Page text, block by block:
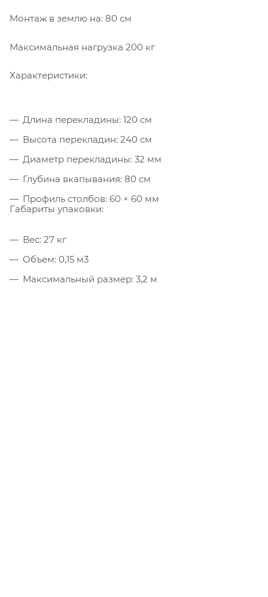
Монтаж в землю на: 80 см
Максимальная нагрузка 200 кг
Характеристики:
Длина перекладины: 120 см
Высота перекладин: 240 см
Диаметр перекладины: 32 мм
Глубина вкапывания: 80 см
Профиль столбов: 60 × 60 мм
Габариты упаковки:
Вес: 27 кг
Объем: 0,15 м3
Максимальный размер: 3,2 м